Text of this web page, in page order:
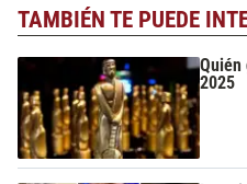
TAMBIÉN TE PUEDE
2025